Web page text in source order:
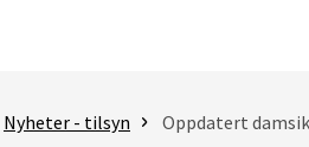
Nyheter - tilsyn Oppdatert